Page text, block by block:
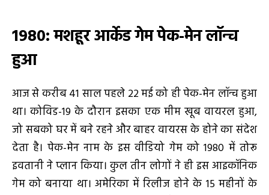
1980: मशहूर आर्केड गेम पेक-मेन लॉन्च
हुआ
आज से करीब 41 साल पहले 22 मई को ही पेक-मेन लॉन्च हुआ
था। कोविड-19 के दौरान इसका एक मीम खूब वायरल हुआ,
जो सबको घर में बने रहने और बाहर वायरस के होने का संदेश
देता है। पेक-मेन नाम के इस वीडियो गेम को 1980 में तोरू
इवतानी ने प्लान किया। कुल तीन लोगों ने ही इस आइकॉनिक
गेम को बनाया था। अमेरिका में रिलीज होने के 15 महीनों के